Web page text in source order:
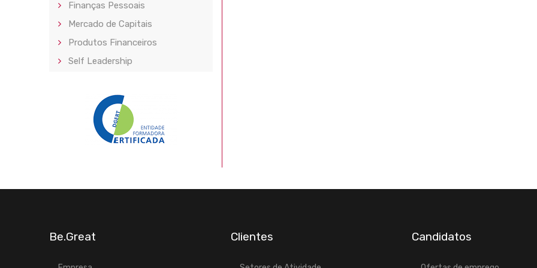
Finanças Pessoais
Mercado de Capitais
Produtos Financeiros
Self Leadership
Be.Great Clientes Candidatos